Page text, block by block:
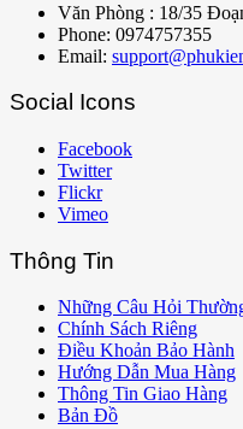
Văn Phòng : 18/35
Phone: 0974757355
Email:
Social Icons
Facebook
Twitter
Flickr
Vimeo
Thông Tin
Những Câu Hỏi
Chính Sách Riêng
Điều Khoản Bảo Hành
Hướng Dẫn Mua Hàng
Thông Tin Giao Hàng
Bản Đồ